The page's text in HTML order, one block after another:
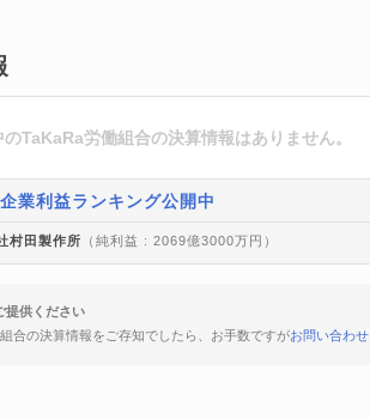
TaKaRa労働組合の決算情報はありません。
業利益ランキング公開中
村田製作所 （純利益 : 2069億3000万円）
提供ください
合の決算情報をご存知でしたら、お手数ですがお問い合わせ